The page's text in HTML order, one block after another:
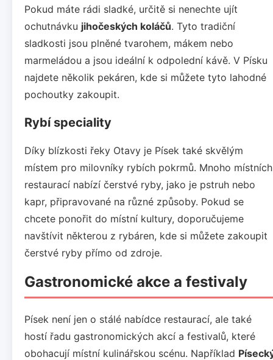
Pokud máte rádi sladké, určitě si nenechte ujít
ochutnávku jihočeských koláčů. Tyto tradiční
sladkosti jsou plněné tvarohem, mákem nebo
marmeládou a jsou ideální k odpolední kávě. V Písku
najdete několik pekáren, kde si můžete tyto lahodné
pochoutky zakoupit.
Rybí speciality
Díky blízkosti řeky Otavy je Písek také skvělým
místem pro milovníky rybích pokrmů. Mnoho místních
restaurací nabízí čerstvé ryby, jako je pstruh nebo
kapr, připravované na různé způsoby. Pokud se
chcete ponořit do místní kultury, doporučujeme
navštívit některou z rybáren, kde si můžete zakoupit
čerstvé ryby přímo od zdroje.
Gastronomické akce a festivaly
Písek není jen o stálé nabídce restaurací, ale také
hostí řadu gastronomických akcí a festivalů, které
obohacují místní kulinářskou scénu. Například